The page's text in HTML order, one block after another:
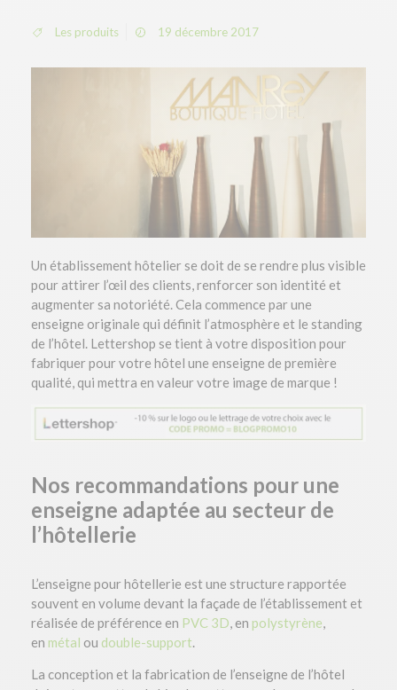
Les produits 19 décembre 2017
Un établissement hôtelier se doit de se rendre plus visible
pour attirer l’œil des clients, renforcer son identité et
augmenter sa notoriété. Cela commence par une
enseigne originale qui définit l’atmosphère et le standing
de l’hôtel. Lettershop se tient à votre disposition pour
fabriquer pour votre hôtel une enseigne de première
qualité, qui mettra en valeur votre image de marque !
Nos recommandations pour une
enseigne adaptée au secteur de
l’hôtellerie
L’enseigne pour hôtellerie est une structure rapportée
souvent en volume devant la façade de l’établissement et
réalisée de préférence en PVC 3D, en polystyrène,
en métal ou double-support.
La conception et la fabrication de l’enseigne de l’hôtel